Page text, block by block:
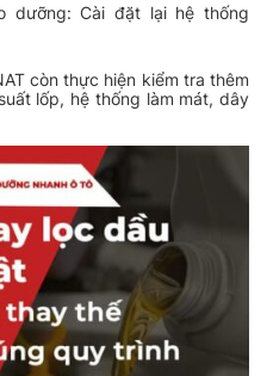
dưỡng: Cài đặt lại hệ thống
còn thực hiện kiểm tra thêm
lốp, hệ thống làm mát, dây